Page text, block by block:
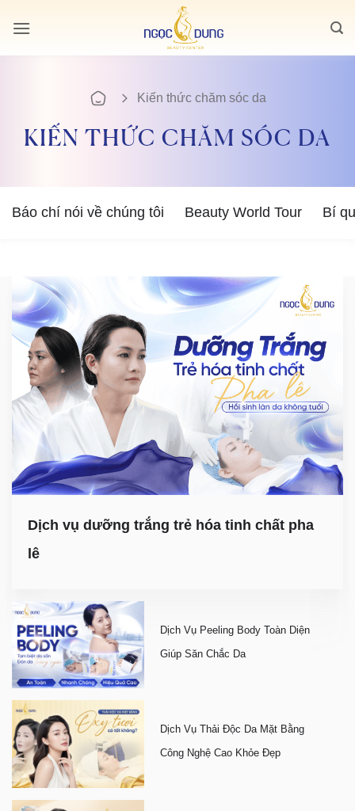
qua
Kiến thức chăm sóc da
KIẾN THỨC CHĂM SÓC DA
Báo chí nói về chúng tôi Beauty World Tour Bí
Dịch vụ dưỡng trắng trẻ hóa tinh chất pha
lê
Dịch Vụ Peeling Body Toàn Diện
Giúp Săn Chắc Da
Dịch Vụ Thải Độc Da Mặt Bằng
Công Nghệ Cao Khỏe Đẹp